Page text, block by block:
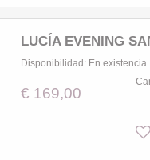
LUCÍA EVENING
Disponibilidad: En existencia
€ 169,00